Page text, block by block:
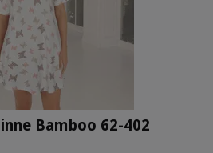
Bamboo 62-402